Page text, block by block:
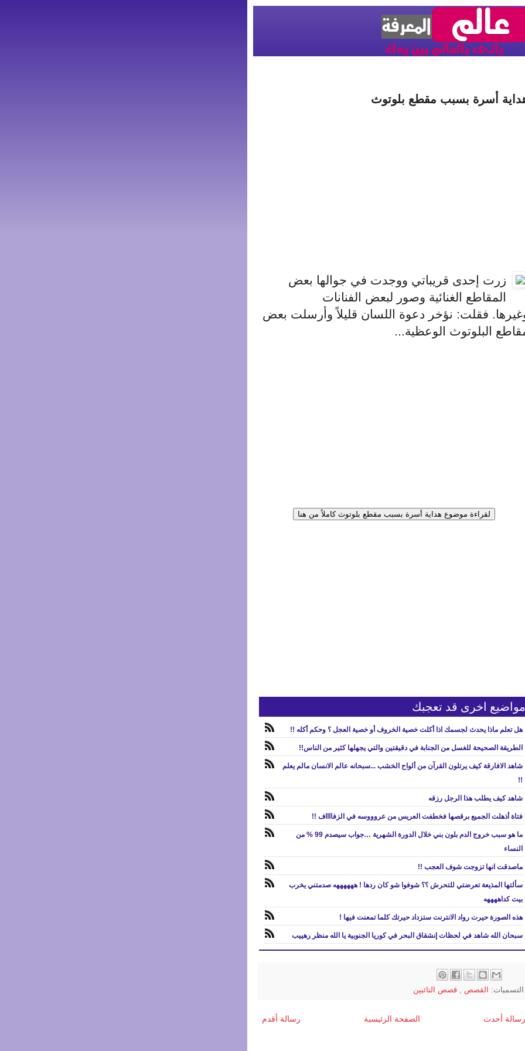
أسرة بسبب مقطع بلوتوث
زرت إحدى قريباتي ووجدت في جوالها بعض
المقاطع الغنائية وصور لبعض الفنانات
فقلت: نؤخر دعوة اللسان قليلاً وأرسلت بعض
البلوتوث الوعظية...
لقراءة موضوع هداية أسرة بسبب مقطع بلوتوث كاملاً من هنا
مواضيع اخرى قد تعجبك
هل تعلم ماذا يحدث لجسمك اذا أكلت خصية الخروف أو خصية العجل ؟ وحكم أكله !!
الطريقة الصحيحة للغسل من الجنابة في دقيقتين والتي يجهلها كثير من الناس!!
شاهد الافارقة كيف يرتلون القرآن من ألواح الخشب ...سبحانه عالم الانسان مالم يعلم
!!
شاهد كيف يطلب هذا الرجل رزقه
فتاة أذهلت الجميع برقصها فخطفت العريس من عروووسه في الزفااااف !!
ما هو سبب خروج الدم بلون بني خلال الدورة الشهرية …جواب سيصدم 99 % من
النساء
ماصدقت انها تزوجت شوف العجب !!
سألتها المذيعة تعرضتي للتحرش ؟؟ شوفوا شو كان ردها ! ههههههه صدمتني يخرب
بيت كداههههه
هذه الصورة حيرت رواد الانترنت ستزداد حيرتك كلما تمعنت فيها !
سبحان الله شاهد في لحظات إنشقاق البحر في كوريا الجنوبية يا الله منظر رهييب
التسميات: القصص , قصص التائبين
رسالة أحدث رسالة أقدم الصفحة الرئيسية